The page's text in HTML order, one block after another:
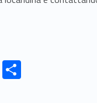
Link identifier #identifier__3986-4 S
h